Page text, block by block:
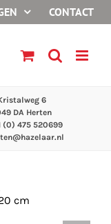
CONTACT
6
DA Herten
(0) 475 520699
cm